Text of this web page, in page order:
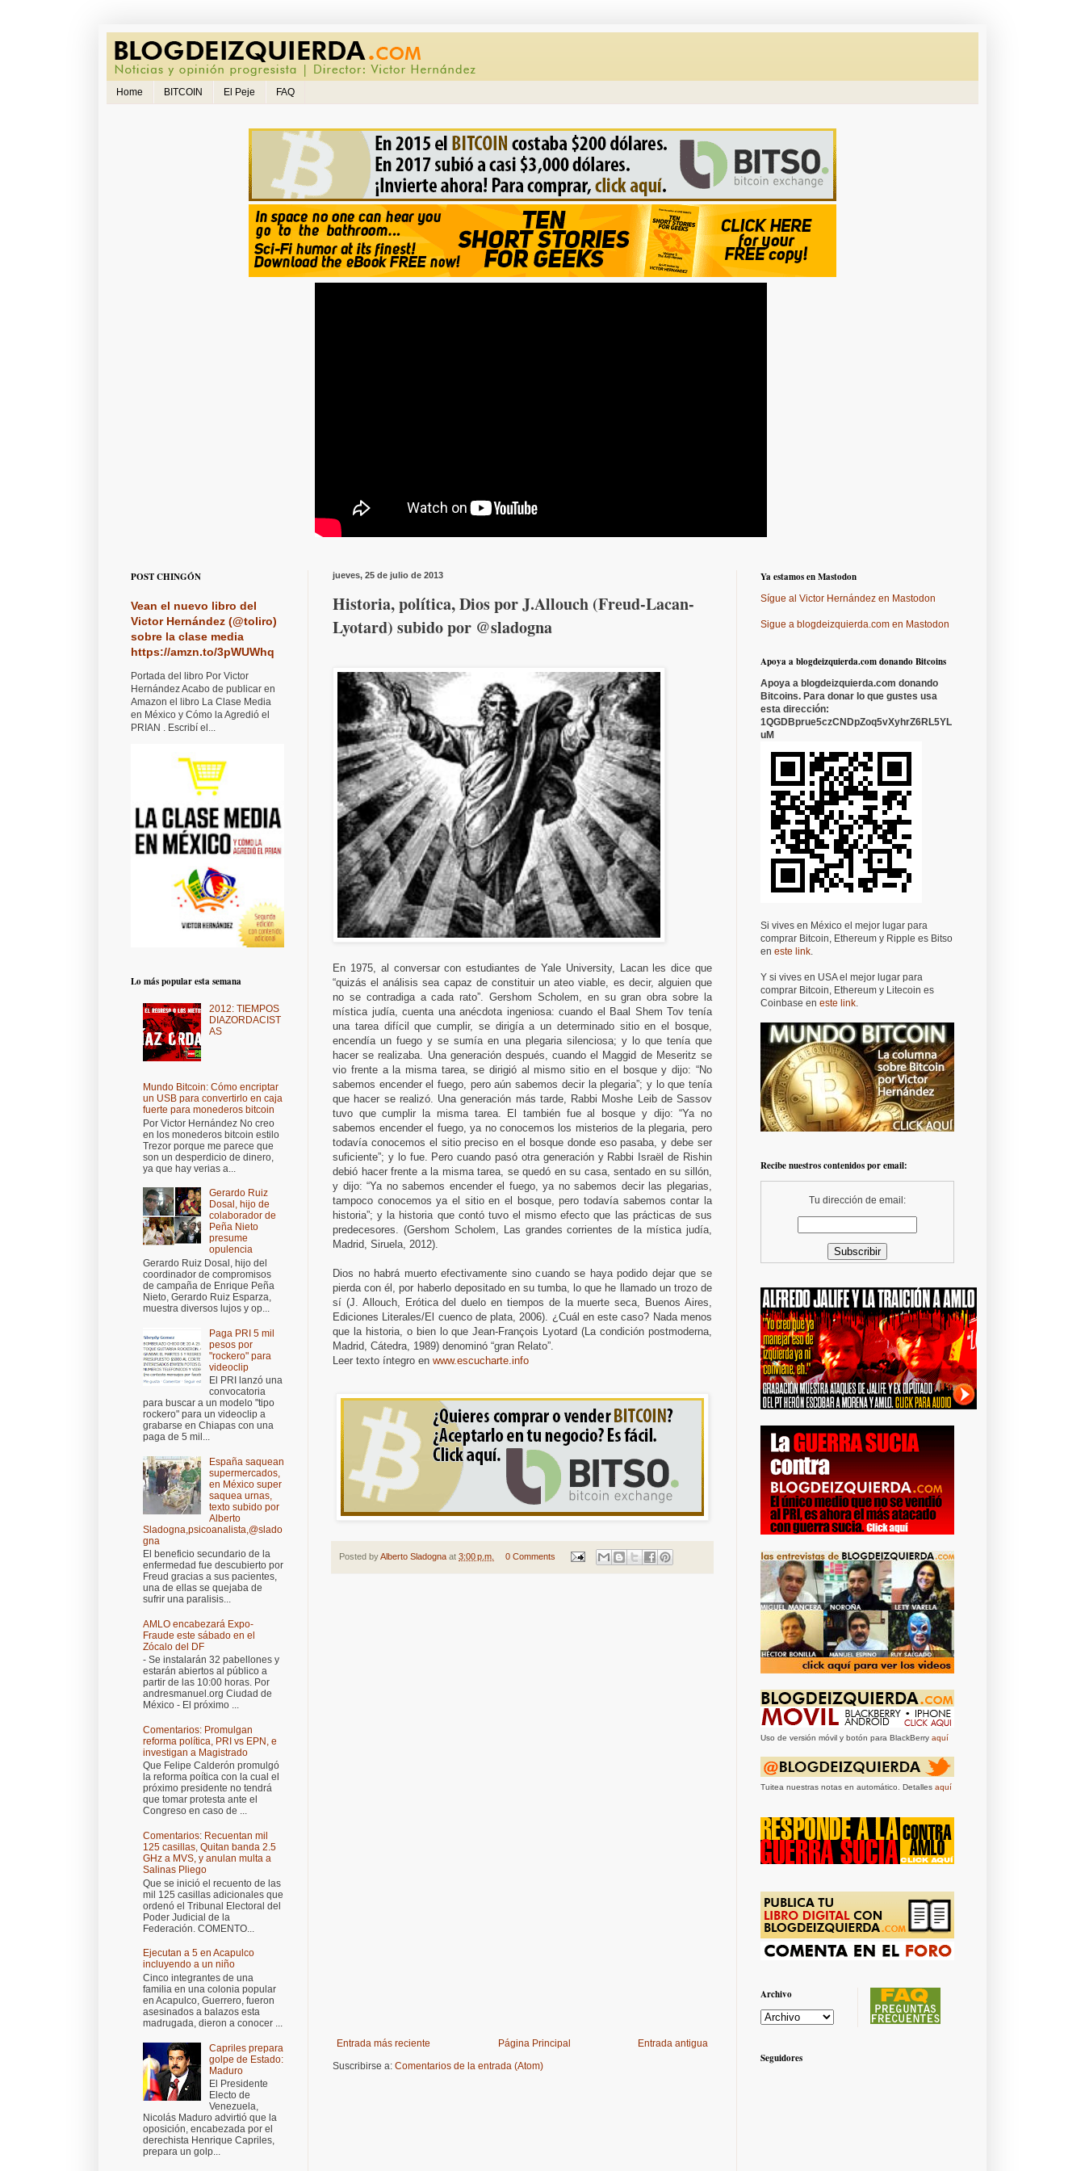
Home BITCOIN El Peje FAQ
jueves, 25 de julio de 2013
Historia, política, Dios por J.Allouch (Freud-Lacan-
Lyotard) subido por @sladogna
En 1975, al conversar con estudiantes de Yale University, Lacan les dice que
“quizás el análisis sea capaz de constituir un ateo viable, es decir, alguien que
no se contradiga a cada rato”. Gershom Scholem, en su gran obra sobre la
mística judía, cuenta una anécdota ingeniosa: cuando el Baal Shem Tov tenía
una tarea difícil que cumplir, se dirigía a un determinado sitio en el bosque,
encendía un fuego y se sumía en una plegaria silenciosa; y lo que tenía que
hacer se realizaba. Una generación después, cuando el Maggid de Meseritz se
vio frente a la misma tarea, se dirigió al mismo sitio en el bosque y dijo: “No
sabemos encender el fuego, pero aún sabemos decir la plegaria”; y lo que tenía
que hacer se realizó. Una generación más tarde, Rabbi Moshe Leib de Sassov
tuvo que cumplir la misma tarea. El también fue al bosque y dijo: “Ya no
sabemos encender el fuego, ya no conocemos los misterios de la plegaria, pero
todavía conocemos el sitio preciso en el bosque donde eso pasaba, y debe ser
suficiente”; y lo fue. Pero cuando pasó otra generación y Rabbi Israël de Rishin
debió hacer frente a la misma tarea, se quedó en su casa, sentado en su sillón,
y dijo: “Ya no sabemos encender el fuego, ya no sabemos decir las plegarias,
tampoco conocemos ya el sitio en el bosque, pero todavía sabemos contar la
historia”; y la historia que contó tuvo el mismo efecto que las prácticas de sus
predecesores. (Gershom Scholem, Las grandes corrientes de la mística judía,
Madrid, Siruela, 2012).
Dios no habrá muerto efectivamente sino cuando se haya podido dejar que se
pierda con él, por haberlo depositado en su tumba, lo que he llamado un trozo de
sí (J. Allouch, Erótica del duelo en tiempos de la muerte seca, Buenos Aires,
Ediciones Literales/El cuenco de plata, 2006). ¿Cuál en este caso? Nada menos
que la historia, o bien lo que Jean-François Lyotard (La condición postmoderna,
Madrid, Cátedra, 1989) denominó “gran Relato”.
Leer texto íntegro en www.escucharte.info
Posted byAlberto Sladogna at 3:00 p.m. 0 Comments
Entrada más reciente Entrada antigua
Página Principal
Suscribirse a: Comentarios de la entrada (Atom)
POST CHINGÓN
Vean el nuevo libro del
Victor Hernández (@toliro)
sobre la clase media
https://amzn.to/3pWUWhq
Portada del libro Por Victor
Hernández Acabo de publicar en
Amazon el libro La Clase Media
en México y Cómo la Agredió el
PRIAN . Escribí el...
Lo más popular esta semana
2012: TIEMPOS
DIAZORDACIST
AS
Mundo Bitcoin: Cómo encriptar
un USB para convertirlo en caja
fuerte para monederos bitcoin
Por Victor Hernández No creo
en los monederos bitcoin estilo
Trezor porque me parece que
son un desperdicio de dinero,
ya que hay verias a...
Gerardo Ruiz
Dosal, hijo de
colaborador de
Peña Nieto
presume
opulencia
Gerardo Ruiz Dosal, hijo del
coordinador de compromisos
de campaña de Enrique Peña
Nieto, Gerardo Ruiz Esparza,
muestra diversos lujos y op...
Paga PRI 5 mil
pesos por
"rockero" para
videoclip
El PRI lanzó una
convocatoria
para buscar a un modelo "tipo
rockero" para un videoclip a
grabarse en Chiapas con una
paga de 5 mil...
España saquean
supermercados,
en México super
saquea urnas,
texto subido por
Alberto
Sladogna,psicoanalista,@slado
gna
El beneficio secundario de la
enfermedad fue descubierto por
Freud gracias a sus pacientes,
una de ellas se quejaba de
sufrir una paralisis...
AMLO encabezará Expo-
Fraude este sábado en el
Zócalo del DF
- Se instalarán 32 pabellones y
estarán abiertos al público a
partir de las 10:00 horas. Por
andresmanuel.org Ciudad de
México - El próximo ...
Comentarios: Promulgan
reforma política, PRI vs EPN, e
investigan a Magistrado
Que Felipe Calderón promulgó
la reforma poítica con la cual el
próximo presidente no tendrá
que tomar protesta ante el
Congreso en caso de ...
Comentarios: Recuentan mil
125 casillas, Quitan banda 2.5
GHz a MVS, y anulan multa a
Salinas Pliego
Que se inició el recuento de las
mil 125 casillas adicionales que
ordenó el Tribunal Electoral del
Poder Judicial de la
Federación. COMENTO...
Ejecutan a 5 en Acapulco
incluyendo a un niño
Cinco integrantes de una
familia en una colonia popular
en Acapulco, Guerrero, fueron
asesinados a balazos esta
madrugada, dieron a conocer ...
Capriles prepara
golpe de Estado:
Maduro
El Presidente
Electo de
Venezuela,
Nicolás Maduro advirtió que la
oposición, encabezada por el
derechista Henrique Capriles,
prepara un golp...
Ya estamos en Mastodon
Sígue al Victor Hernández en Mastodon
Sigue a blogdeizquierda.com en Mastodon
Apoya a blogdeizquierda.com donando Bitcoins
Apoya a blogdeizquierda.com donando
Bitcoins. Para donar lo que gustes usa
esta dirección:
1QGDBprue5czCNDpZoq5vXyhrZ6RL5YL
uM
Si vives en México el mejor lugar para
comprar Bitcoin, Ethereum y Ripple es Bitso
en este link.
Y si vives en USA el mejor lugar para
comprar Bitcoin, Ethereum y Litecoin es
Coinbase en este link.
Recibe nuestros contenidos por email:
Tu dirección de email:
Uso de versión móvil y botón para BlackBerry aquí
Tuitea nuestras notas en automático. Detalles aquí
Archivo
Seguidores